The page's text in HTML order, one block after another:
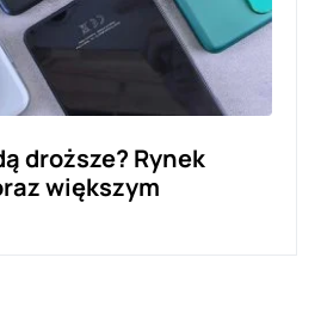
droższe? Rynek
większym